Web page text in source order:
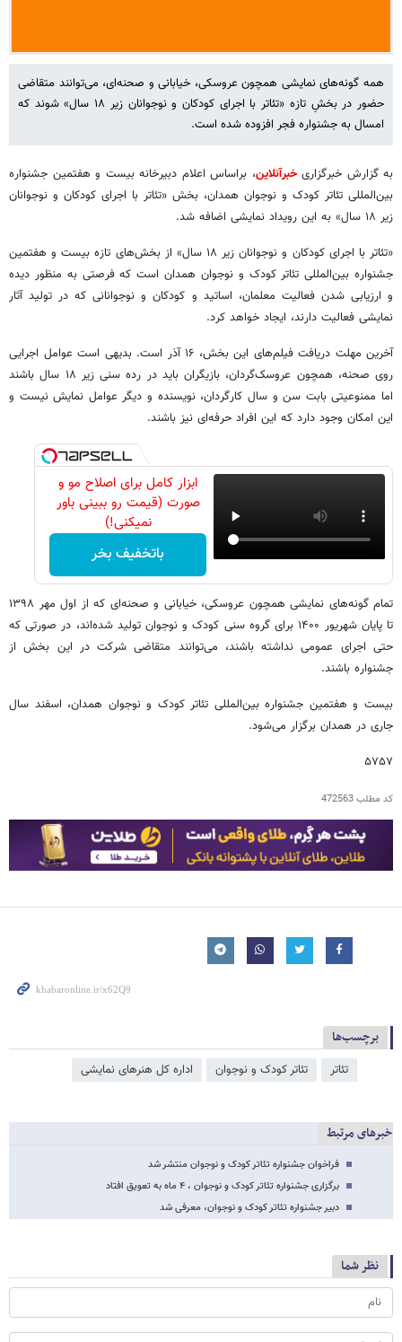
همه گونه‌های نمایشی همچون عروسکی، خیابانی و صحنه‌ای، می‌توانند متقاضی
حضور در بخشِ تازه «تئاتر با اجرای کودکان و نوجوانان زیر ۱۸ سال» شوند که
امسال به جشنواره فجر افزوده شده است.
به گزارش خبرگزاریخبرآنلاین، براساس اعلام دبیرخانه بیست و هفتمین جشنواره
بین‌المللی تئاتر کودک و نوجوان همدان، بخش «تئاتر با اجرای کودکان و نوجوانان
زیر ۱۸ سال» به این رویداد نمایشی اضافه شد.
«تئاتر با اجرای کودکان و نوجوانان زیر ۱۸ سال» از بخش‌های تازه بیست و هفتمین
جشنواره بین‌المللی تئاتر کودک و نوجوان همدان است که فرصتی به منظور دیده
و ارزیابی شدن فعالیت معلمان، اساتید و کودکان و نوجوانانی که در تولید آثار
نمایشی فعالیت دارند، ایجاد خواهد کرد.
آخرین مهلت دریافت فیلم‌های این بخش، ۱۶ آذر است. بدیهی است عوامل اجرایی
روی صحنه، همچون عروسک‌گردان، بازیگران باید در رده سنی زیر ١٨ سال باشند
اما ممنوعیتی بابت سن و سال کارگردان، نویسنده و دیگر عوامل نمایش نیست و
این امکان وجود دارد که این افراد حرفه‌ای نیز باشند.
ابزار کامل برای اصلاح مو و
صورت (قیمت رو ببینی باور
نمیکنی!)
باتخفیف بخر
تمام گونه‌های نمایشی همچون عروسکی، خیابانی و صحنه‌ای که از اول مهر ١٣٩٨
تا پایان شهریور ۱۴۰۰ برای گروه سنی کودک و نوجوان تولید شده‌اند، در صورتی که
حتی اجرای عمومی نداشته باشند، می‌توانند متقاضی شرکت در این بخش از
جشنواره باشند.
بیست و هفتمین جشنواره بین‌المللی تئاتر کودک و نوجوان همدان، اسفند سال
جاری در همدان برگزار می‌شود.
۵۷۵۷
کد مطلب472563
برچسب‌ها
تئاتر تئاتر کودک و نوجوان اداره کل هنرهای نمایشی
خبرهای مرتبط
فراخوان جشنواره تئاتر کودک و نوجوان منتشر شد
برگزاری جشنواره تئاتر کودک و نوجوان ، ۴ ماه به تعویق افتاد
دبیر جشنواره تئاتر کودک و نوجوان، معرفی شد
نظر شما